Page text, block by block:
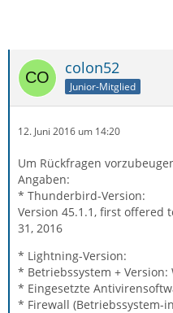
colon52
Junior-Mitglied
12. Juni 2016 um 14:20
Um Rückfragen
Angaben:
* Thunderbird-Version:
Version 45.1.1, first offered
31, 2016
* Lightning-Version:
* Betriebssystem +
* Eingesetzte
* Firewall (Betriebssystem-